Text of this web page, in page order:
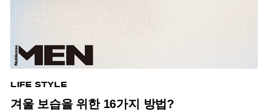
LIFE STYLE
겨울 보습을 위한 16가지 방법?